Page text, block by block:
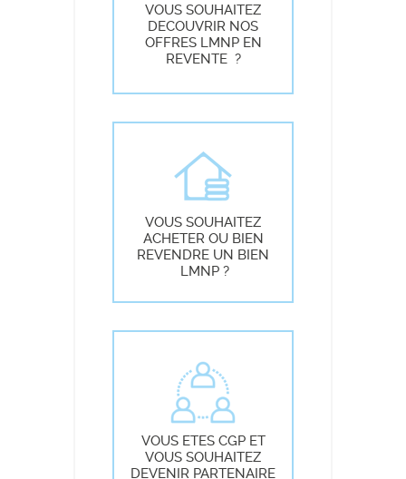
VOUS SOUHAITEZ
DECOUVRIR NOS
OFFRES LMNP EN
REVENTE ?
VOUS SOUHAITEZ
ACHETER OU BIEN
REVENDRE UN BIEN
LMNP ?
VOUS ETES CGP ET
VOUS SOUHAITEZ
DEVENIR PARTENAIRE